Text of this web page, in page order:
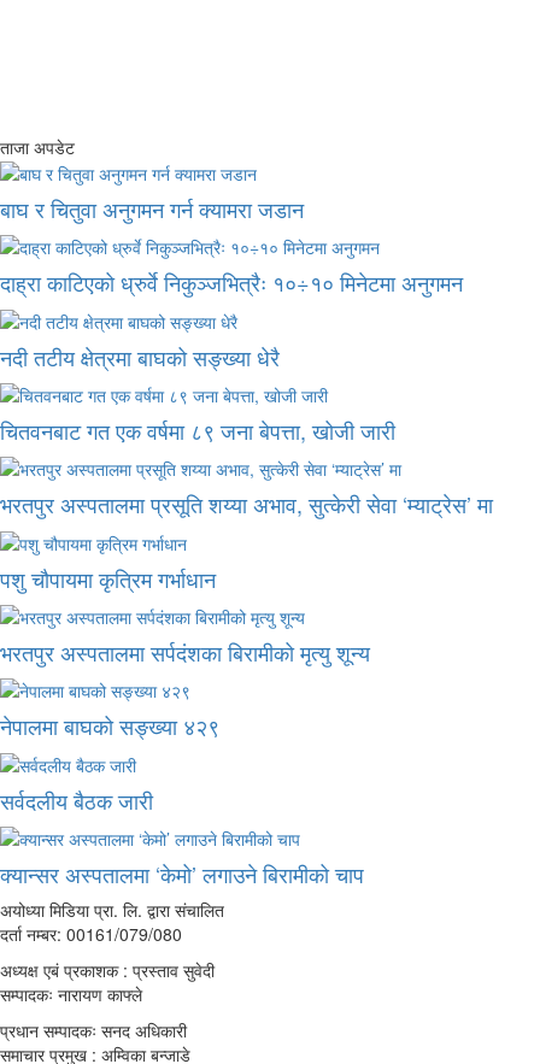
ताजा अपडेट
बाघ र चितुवा अनुगमन गर्न क्यामरा जडान
दाह्रा काटिएको ध्रुर्वे निकुञ्जभित्रैः १०÷१० मिनेटमा अनुगमन
नदी तटीय क्षेत्रमा बाघको सङ्ख्या धेरै
चितवनबाट गत एक वर्षमा ८९ जना बेपत्ता, खोजी जारी
भरतपुर अस्पतालमा प्रसूति शय्या अभाव, सुत्केरी सेवा ‘म्याट्रेस’ मा
पशु चौपायमा कृत्रिम गर्भाधान
भरतपुर अस्पतालमा सर्पदंशका बिरामीको मृत्यु शून्य
नेपालमा बाघको सङ्ख्या ४२९
सर्वदलीय बैठक जारी
क्यान्सर अस्पतालमा ‘केमो’ लगाउने बिरामीको चाप
अयोध्या मिडिया प्रा. लि. द्वारा संचालित
दर्ता नम्बर: 00161/079/080
अध्यक्ष एबं प्रकाशक : प्रस्ताव सुवेदी
सम्पादकः नारायण काफ्ले
प्रधान सम्पादकः सनद अधिकारी
समाचार प्रमुख : अम्विका बन्जाडे